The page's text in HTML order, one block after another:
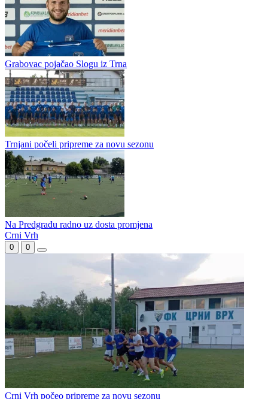
Trepča iz Kosovske Mitrovice na proslavi 100. godina Proletera
Dušan Marić napustio Tekstilac poslije dugog niza godina: Ne sviđa
mi se pravac u kojem ide klub
Grabovac pojačao Slogu iz Trna
Trnjani počeli pripreme za novu sezonu
Na Predgrađu radno uz dosta promjena